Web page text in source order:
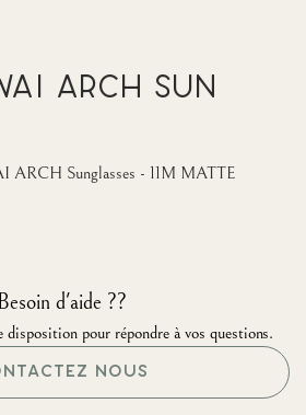
ARCH Sun
ARCH Sunglasses - 11M MATTE
Besoin d'aide ??
pour répondre à vos questions.
NOUS